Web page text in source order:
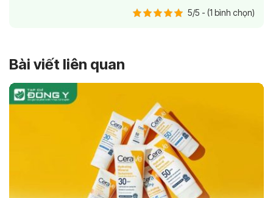
5/5 - (1 bình chọn)
Bài viết liên quan